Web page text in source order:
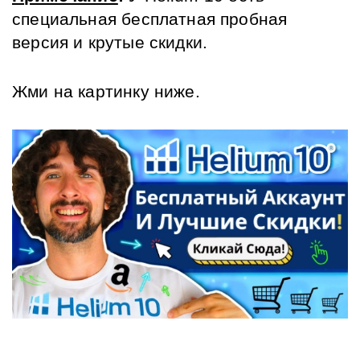
специальная бесплатная пробная
версия и крутые скидки.
Жми на картинку ниже.